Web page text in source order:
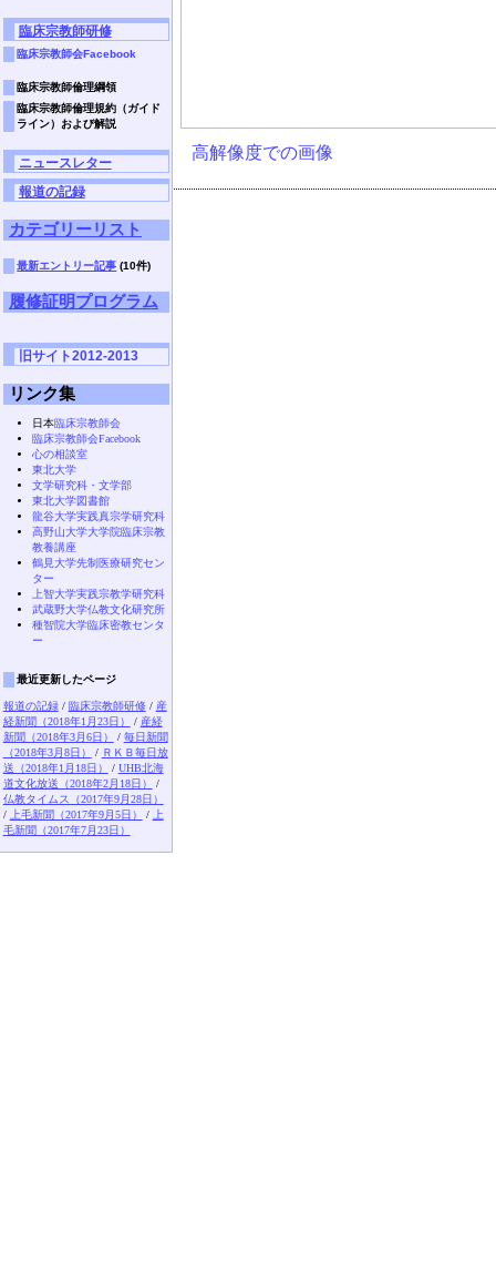
高解像度での画像
臨床宗教師研修
臨床宗教師会Facebook
臨床宗教師倫理綱領
臨床宗教師倫理規約（ガイド
ライン）および解説
ニュースレター
報道の記録
カテゴリーリスト
最新エントリー記事 (10件)
履修証明プログラム
旧サイト2012-2013
リンク集
日本臨床宗教師会
臨床宗教師会Facebook
心の相談室
東北大学
文学研究科・文学部
東北大学図書館
龍谷大学実践真宗学研究科
高野山大学大学院臨床宗教
教養講座
鶴見大学先制医療研究セン
ター
上智大学実践宗教学研究科
武蔵野大学仏教文化研究所
種智院大学臨床密教センタ
ー
最近更新したページ
報道の記録/ 臨床宗教師研修/ 産
経新聞（2018年1月23日）
/ 産経
新聞（2018年3月6日）
/ 毎日新聞
（2018年3月8日）
/ ＲＫＢ毎日放
送（2018年1月18日）
/ UHB北海
道文化放送（2018年2月18日）
/
仏教タイムス（2017年9月28日）
/
上毛新聞（2017年9月5日） /
上
毛新聞（2017年7月23日）